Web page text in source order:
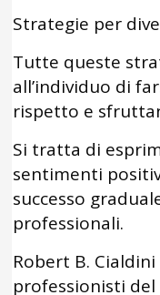
Strategie per
Tutte queste
all’individuo di
rispetto e
Si tratta di
sentimenti
successo
professionali.
Robert B.
professionisti del